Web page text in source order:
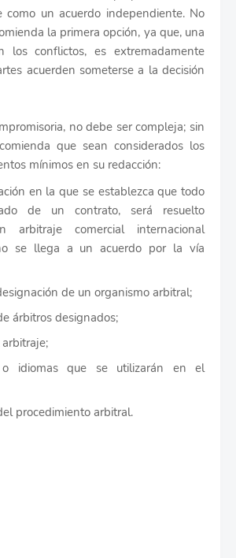
como un acuerdo independiente. No
la primera opción, ya que, una
los conflictos, es extremadamente
acuerden someterse a la decisión
no debe ser compleja; sin
que sean considerados los
mínimos en su redacción:
en la que se establezca que todo
de un contrato, será resuelto
arbitraje comercial internacional
se llega a un acuerdo por la vía
de un organismo arbitral;
árbitros designados;
idiomas que se utilizarán en el
procedimiento arbitral.